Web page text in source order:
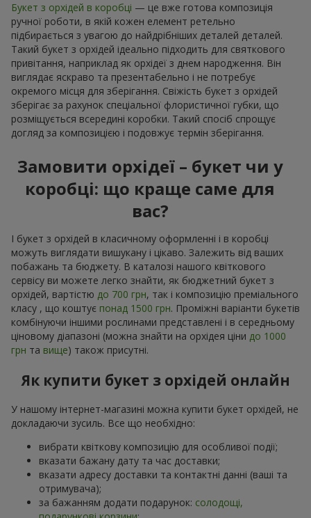
Букет з орхідей в коробці — це вже готова композиція
ручної роботи, в якій кожен елемент ретельно
підбирається з увагою до найдрібніших деталей деталей.
Такий букет з орхідей ідеально підходить для святкового
привітання, наприклад як орхідеї з днем народження. Він
виглядає яскраво та презентабельно і не потребує
окремого місця для зберігання. Свіжість букет з орхідей
зберігає за рахунок спеціальної флористичної губки, що
розміщується всередині коробки. Такий спосіб спрощує
догляд за композицією і подовжує термін зберігання.
Замовити орхідеї – букет чи у
коробці: що краще саме для
вас?
І букет з орхідей в класичному оформленні і в коробці
можуть виглядати вишукану і цікаво. Залежить від ваших
побажань та бюджету. В каталозі нашого квіткового
сервісу ви можете легко знайти, як бюджетний букет з
орхідей, вартістю до 700 грн, так і композицію преміального
класу , що коштує понад 1500 грн. Проміжні варіанти букетів
комбінуючи іншими рослинами представлені і в середньому
ціновому діапазоні (можна знайти на орхідея ціни до 1000
грн та вище) також присутні.
Як купити букет з орхідей онлайн
У нашому інтернет-магазині можна купити букет орхідей, не
докладаючи зусиль. Все що необхідно:
вибрати квіткову композицію для особливої події;
вказати бажану дату та час доставки;
вказати адресу доставки та контактні данні (ваші та
отримувача);
за бажанням додати подарунок: солодощі,